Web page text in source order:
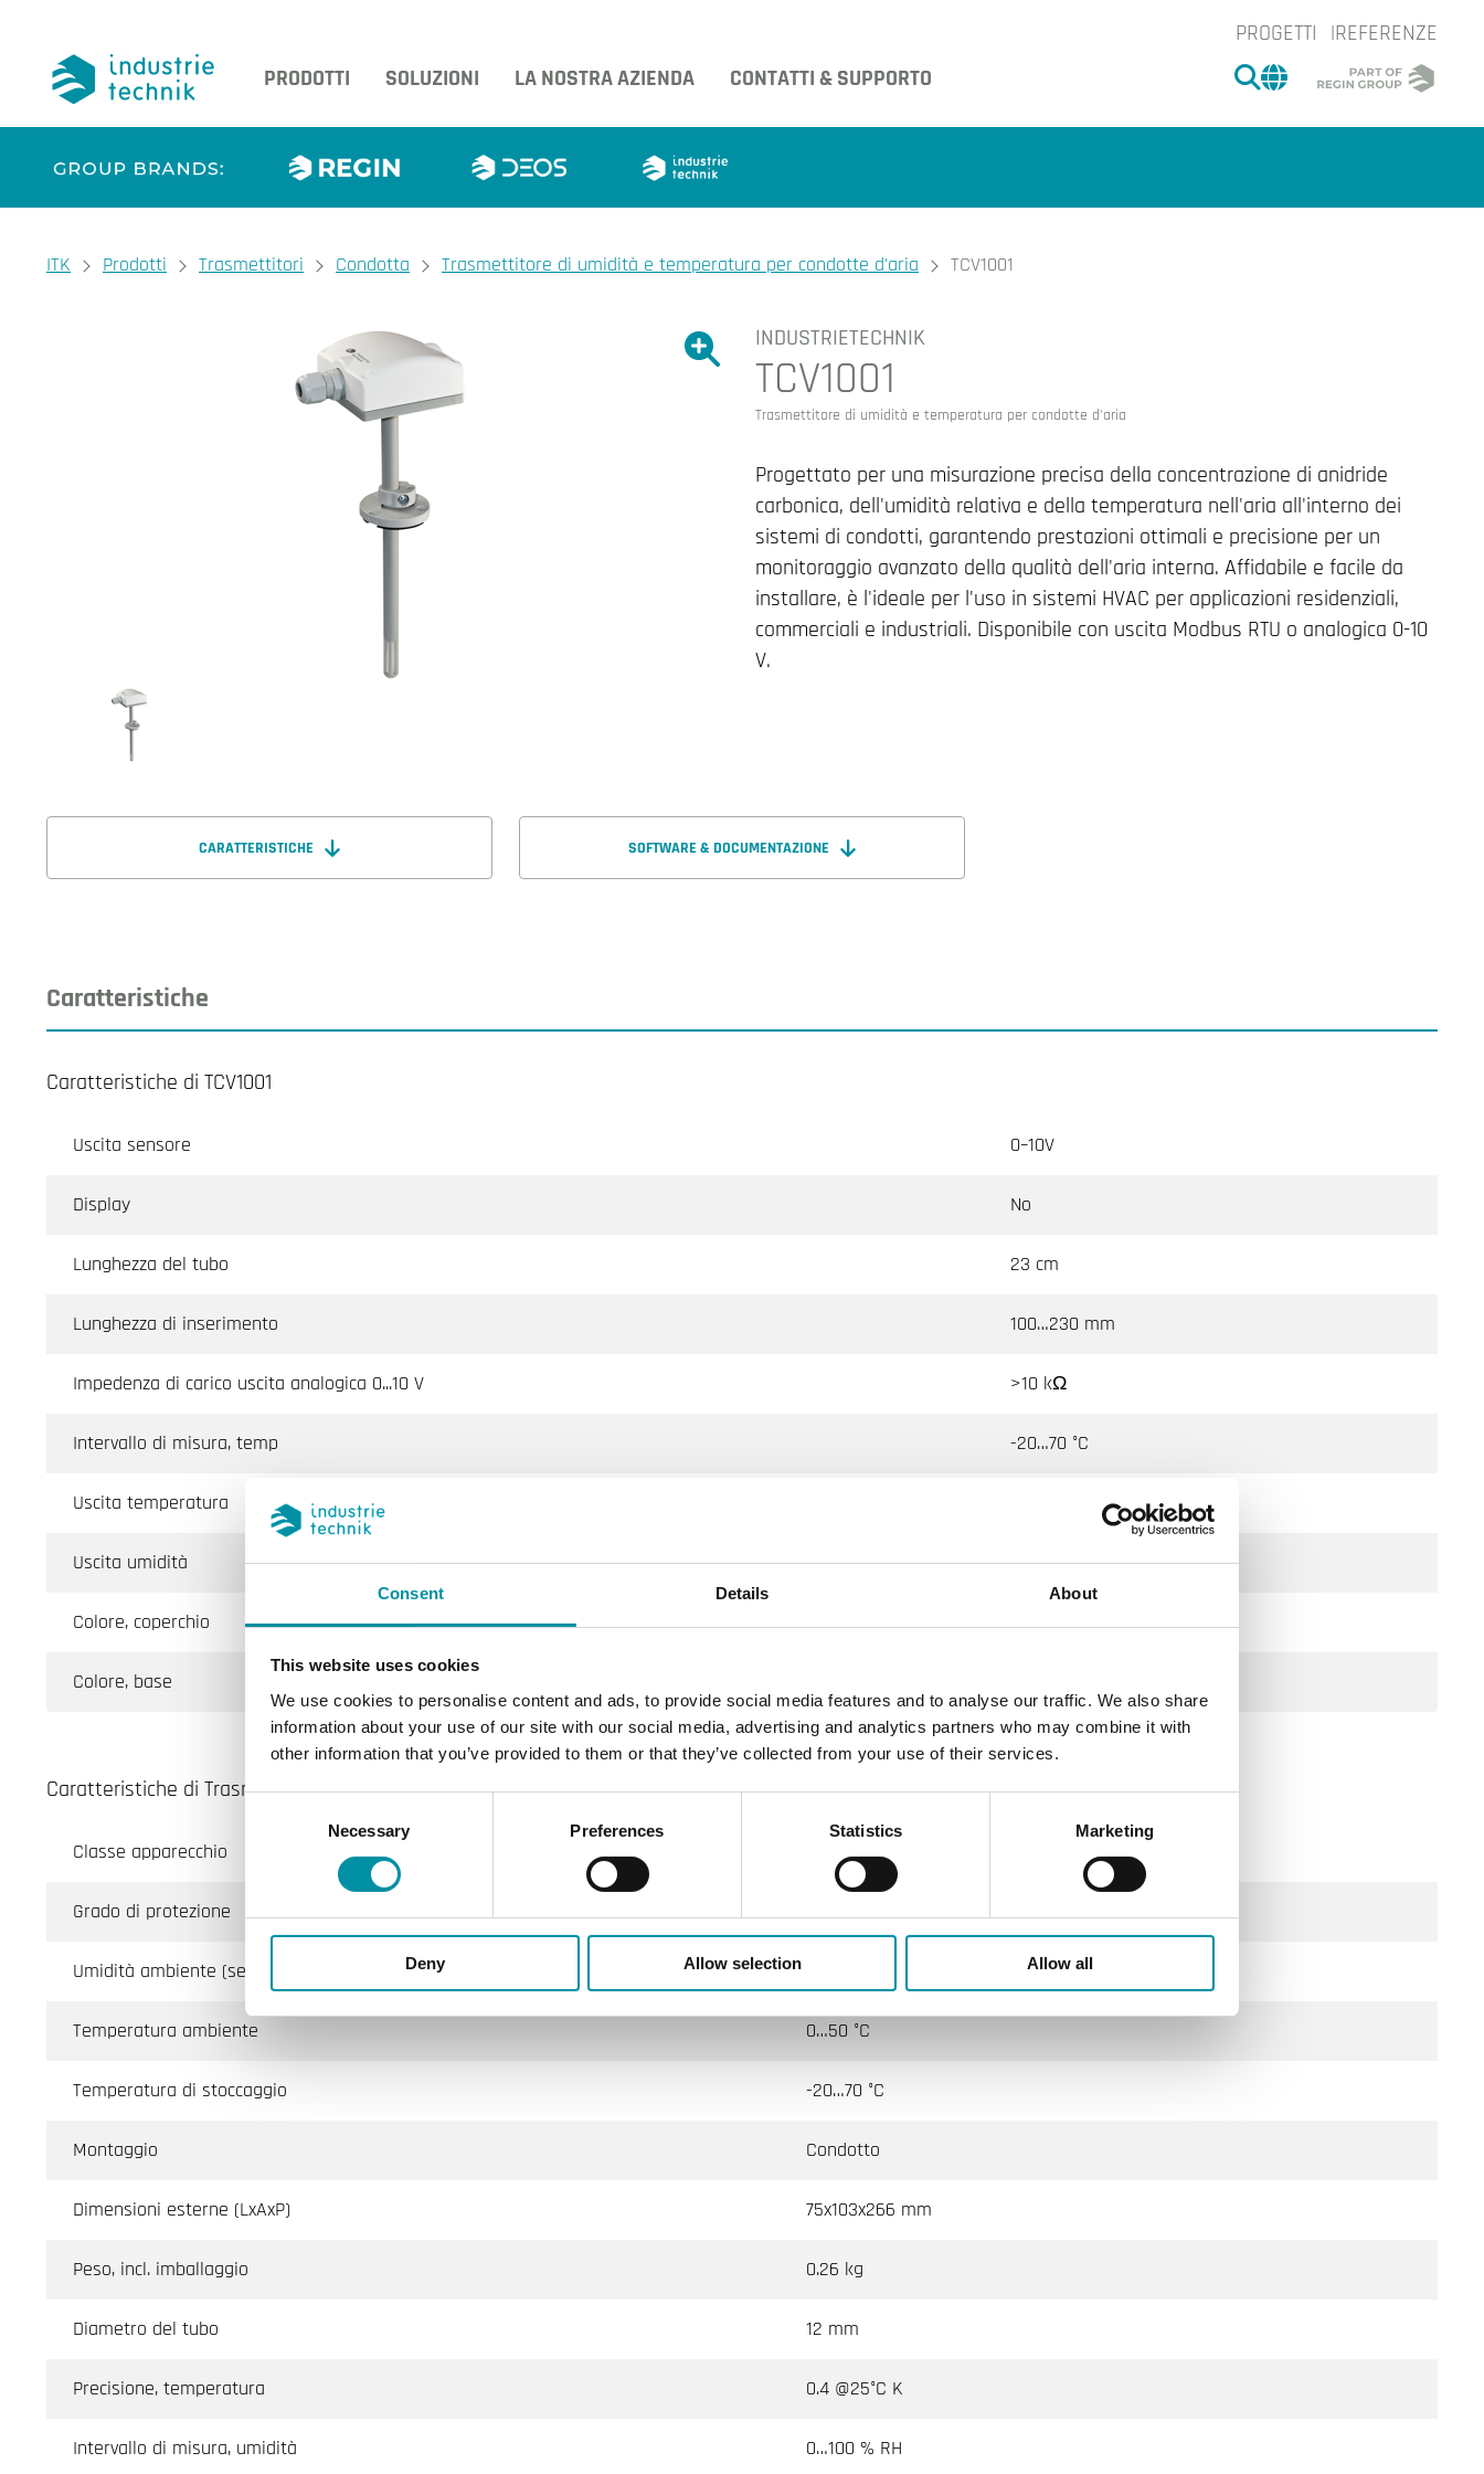
Consent Details About
This website uses cookies
We use cookies to personalise content and ads, to provide social media features and to analyse our traffic. We also share
information about your use of our site with our social media, advertising and analytics partners who may combine it with
other information that you’ve provided to them or that they’ve collected from your use of their services.
Necessary Preferences Statistics Marketing
Deny Allow selection Allow all
PROGETTI
REFERENZE
PRODOTTI
SOLUZIONI LA NOSTRA AZIENDA CONTATTI & SUPPORTO CERCA
CHANGE MARKET
You are here:
ITK Prodotti Trasmettitori Condotta Trasmettitore di umidità e temperatura per condotte d'aria TCV1001
Ingrandire l'immagine.
Ingrandire l'immagine.
INDUSTRIETECHNIK
TCV1001
Trasmettitore di umidità e temperatura per condotte d'aria
Progettato per una misurazione precisa della concentrazione di anidride
carbonica, dell'umidità relativa e della temperatura nell'aria all'interno dei
sistemi di condotti, garantendo prestazioni ottimali e precisione per un
monitoraggio avanzato della qualità dell'aria interna. Affidabile e facile da
installare, è l'ideale per l'uso in sistemi HVAC per applicazioni residenziali,
commerciali e industriali. Disponibile con uscita Modbus RTU o analogica 0-10
V.
CARATTERISTICHE SOFTWARE & DOCUMENTAZIONE
Caratteristiche
Caratteristiche di TCV1001
Uscita sensore 0–10V
Display No
Lunghezza del tubo 23 cm
Lunghezza di inserimento 100…230 mm
Impedenza di carico uscita analogica 0...10 V >10 kΩ
Intervallo di misura, temp -20…70 °C
Uscita temperatura
Uscita umidità 0-10 V
Colore, coperchio Bianco (RAL 9010)
Colore, base
Caratteristiche di Trasmettitore di umidità e temperatura per condotte d'aria
Classe apparecchio Classe III
Grado di protezione IP65
Umidità ambiente (senza condensa)
Temperatura ambiente 0…50 °C
Temperatura di stoccaggio -20…70 °C
Montaggio Condotto
Dimensioni esterne (LxAxP) 75x103x266 mm
Peso, incl. imballaggio 0.26 kg
Diametro del tubo 12 mm
Precisione, temperatura 0.4 @25°C K
Intervallo di misura, umidità 0…100 % RH